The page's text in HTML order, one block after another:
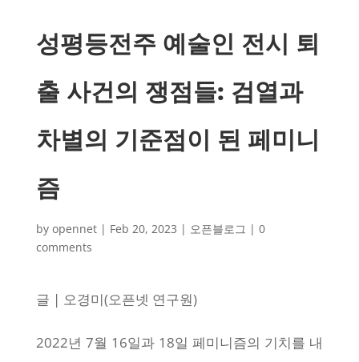
성평등전주 예술인 전시 퇴
출 사건의 쟁점들: 검열과
차별의 기준점이 된 페미니
즘
by opennet| Feb 20, 2023 | 오픈블로그 | 0
comments
글 | 오경미(오픈넷 연구원)
2022년 7월 16일과 18일 페미니즘의 기치를 내